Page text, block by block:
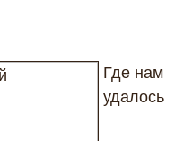
Где нам
удалось